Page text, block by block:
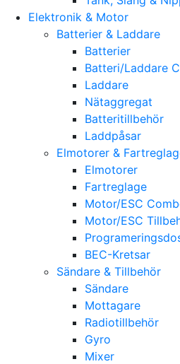
Elektronik & Motor
Batterier & Laddare
Batterier
Batteri/Laddare
Laddare
Nätaggregat
Batteritillbehör
Laddpåsar
Elmotorer &
Elmotorer
Fartreglage
Motor/ESC
Motor/ESC
BEC-Kretsar
Sändare & Tillbehör
Sändare
Mottagare
Radiotillbehör
Gyro
Mixer